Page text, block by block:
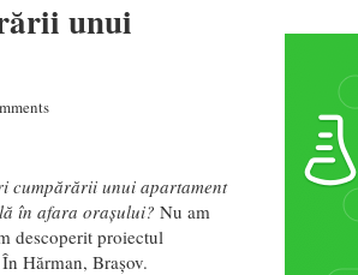
unui
cumpărării unui apartament
în afara orașului? Nu am
descoperit proiectul
Hărman, Brașov.